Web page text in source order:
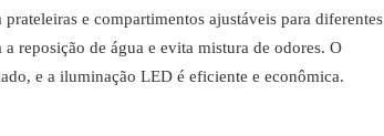
e compartimentos ajustáveis para diferentes
reposição de água e evita mistura de odores. O
e a iluminação LED é eficiente e econômica.